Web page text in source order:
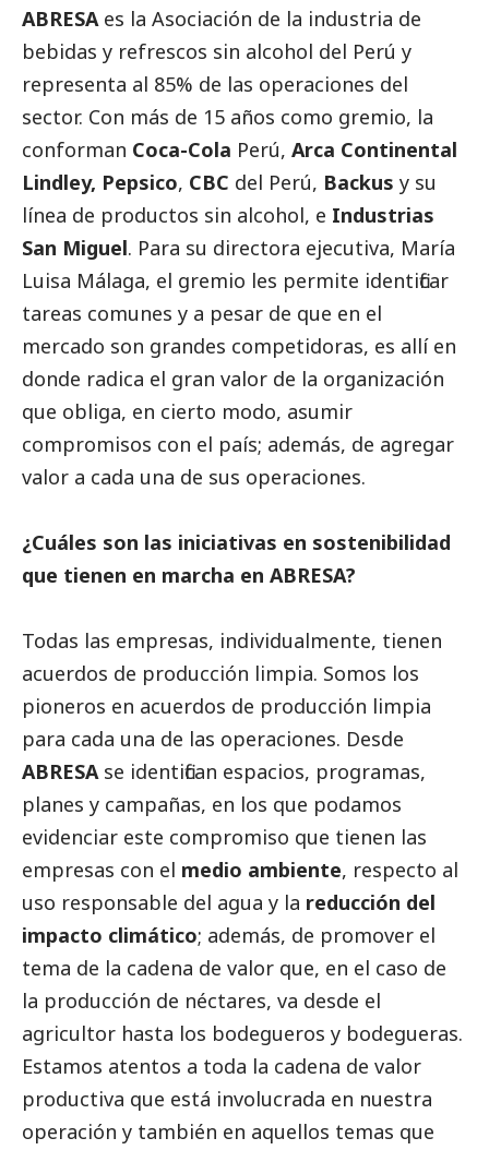
ABRESA es la Asociación de la industria de
bebidas y refrescos sin alcohol del Perú y
representa al 85% de las operaciones del
sector. Con más de 15 años como gremio, la
conforman Coca-Cola Perú, Arca Continental
Lindley, Pepsico, CBC del Perú, Backus y su
línea de productos sin alcohol, e Industrias
San Miguel. Para su directora ejecutiva, María
Luisa Málaga, el gremio les permite identificar
tareas comunes y a pesar de que en el
mercado son grandes competidoras, es allí en
donde radica el gran valor de la organización
que obliga, en cierto modo, asumir
compromisos con el país; además, de agregar
valor a cada una de sus operaciones.
¿Cuáles son las iniciativas en sostenibilidad
que tienen en marcha en ABRESA?
Todas las empresas, individualmente, tienen
acuerdos de producción limpia. Somos los
pioneros en acuerdos de producción limpia
para cada una de las operaciones. Desde
ABRESA se identifican espacios, programas,
planes y campañas, en los que podamos
evidenciar este compromiso que tienen las
empresas con el medio ambiente, respecto al
uso responsable del agua y la reducción del
impacto climático; además, de promover el
tema de la cadena de valor que, en el caso de
la producción de néctares, va desde el
agricultor hasta los bodegueros y bodegueras.
Estamos atentos a toda la cadena de valor
productiva que está involucrada en nuestra
operación y también en aquellos temas que